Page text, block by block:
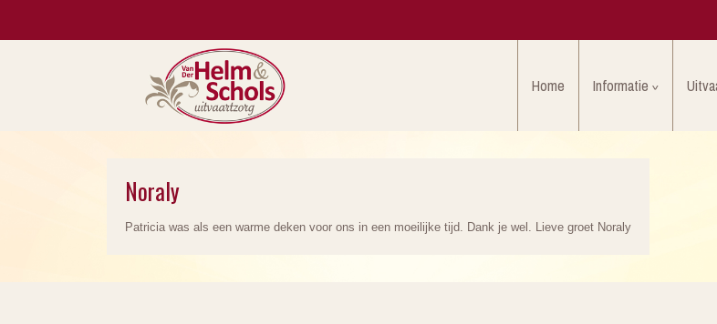
Home Informatie
Noraly
Patricia was als een warme deken voor ons in een moeilijke tijd. Dank je wel. Lieve groet Noraly